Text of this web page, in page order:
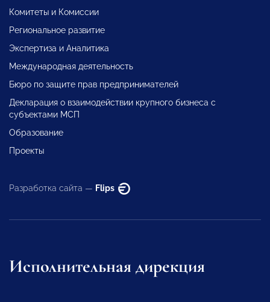
Комитеты и Комиссии
Региональное развитие
Экспертиза и Аналитика
Международная деятельность
Бюро по защите прав предпринимателей
Декларация о взаимодействии крупного бизнеса с
субъектами МСП
Образование
Проекты
Разработка сайта — Flips
Исполнительная дирекция